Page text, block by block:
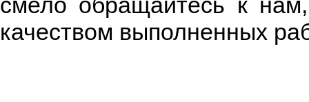
качеством выполненных